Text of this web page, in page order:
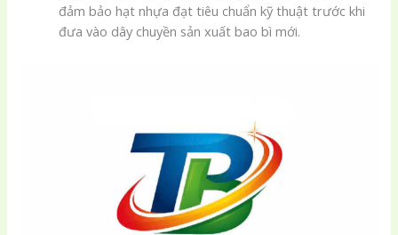
đảm bảo hạt nhựa đạt tiêu chuẩn kỹ thuật trước khi
đưa vào dây chuyền sản xuất bao bì mới.